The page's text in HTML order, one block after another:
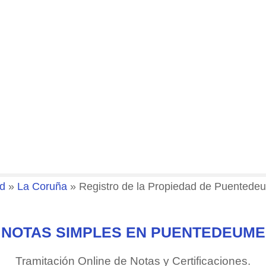
» La Coruña » Registro de la Propiedad de
NOTAS SIMPLES EN PUENTEDEUME
Tramitación Online de Notas y Certificaciones.